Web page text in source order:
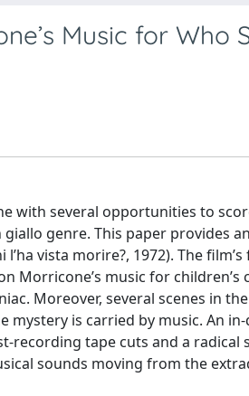
Music for Who
with several opportunities to
genre. This paper provides
vista morire?, 1972). The
Morricone’s music for children’s
Moreover, several scenes in
is carried by music. An
recording tape cuts and a radical
sounds moving from the